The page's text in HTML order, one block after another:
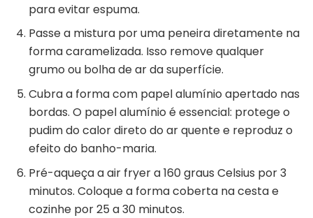
para evitar espuma.
Passe a mistura por uma peneira diretamente na
forma caramelizada. Isso remove qualquer
grumo ou bolha de ar da superfície.
Cubra a forma com papel alumínio apertado nas
bordas. O papel alumínio é essencial: protege o
pudim do calor direto do ar quente e reproduz o
efeito do banho-maria.
Pré-aqueça a air fryer a 160 graus Celsius por 3
minutos. Coloque a forma coberta na cesta e
cozinhe por 25 a 30 minutos.